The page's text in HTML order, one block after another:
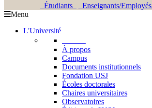
Étudiants Enseignants/Employés
Menu
L'Université
À propos
Campus
Documents institutionnels
Fondation USJ
Écoles doctorales
Chaires universitaires
Observatoires